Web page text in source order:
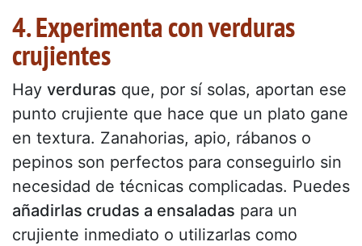
4. Experimenta con verduras
crujientes
Hay verduras que, por sí solas, aportan ese
punto crujiente que hace que un plato gane
en textura. Zanahorias, apio, rábanos o
pepinos son perfectos para conseguirlo sin
necesidad de técnicas complicadas. Puedes
añadirlas crudas a ensaladas para un
crujiente inmediato o utilizarlas como